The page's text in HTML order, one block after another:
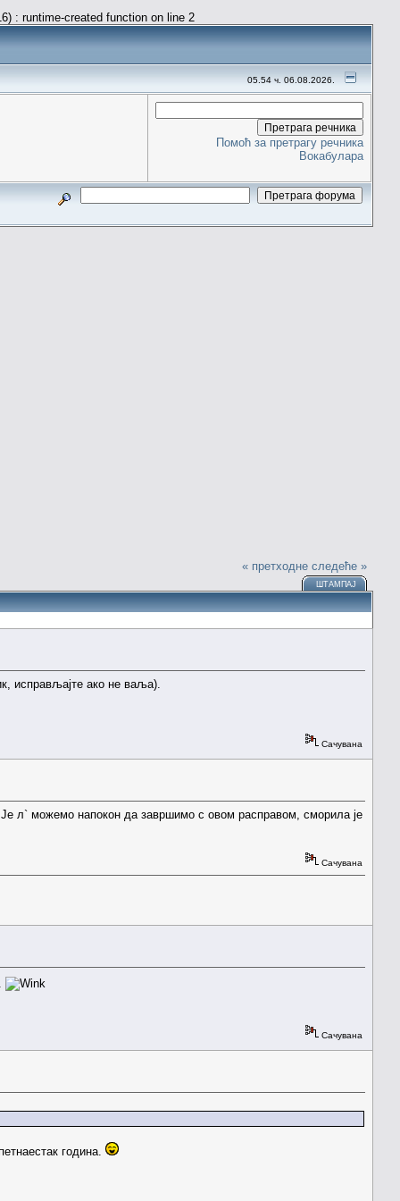
: runtime-created function on line 2
05.54 ч. 06.08.2026.
Помоћ за претрагу речника
Вокабулара
« претходне следеће »
ШТАМПАЈ
исправљајте ако не ваља).
Сачувана
л` можемо напокон да завршимо с овом расправом, сморила је
Сачувана
Сачувана
година.